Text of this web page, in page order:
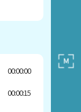
00:00:00
00:00:15